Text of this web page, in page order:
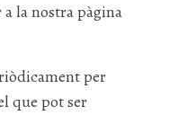
la nostra pàgina
per
que pot ser